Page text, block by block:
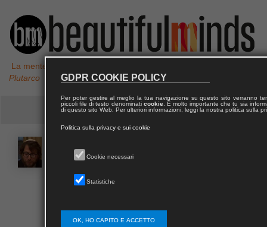
La mente non è un vaso da riempire, ma un fuoco da accendere,
Plutarco
Paolo
GDPR COOKIE POLICY
Per poter gestire al meglio la tua navigazione su questo sito verranno
piccoli file di testo denominati cookie. È molto importante che tu sia
di questo sito Web. Per ulteriori informazioni, leggi la nostra politica sulla
Politica sulla privacy e sui cookie
Cookie necessari
Statistiche
OK, HO CAPITO E ACCETTO